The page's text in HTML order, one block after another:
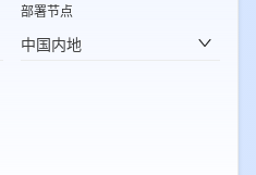
部署节点
中国内地